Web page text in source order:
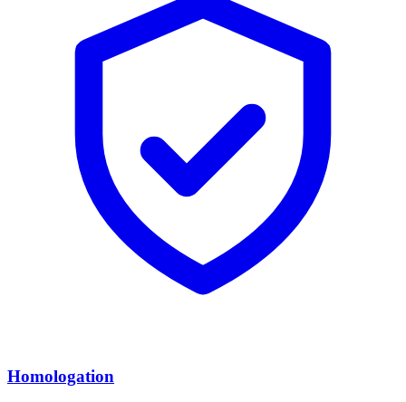
Homologation